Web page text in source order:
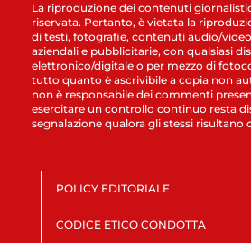
La riproduzione dei contenuti
riservata. Pertanto, è vietata la
di testi, fotografie, contenuti audio/
aziendali e pubblicitarie, con qualsiasi
elettronico/digitale o per mezzo di
tutto quanto è ascrivibile a copia non
non è responsabile dei commenti
esercitare un controllo continuo resta
segnalazione qualora gli stessi risultano
POLICY EDITORIALE
CODICE ETICO CONDOTTA